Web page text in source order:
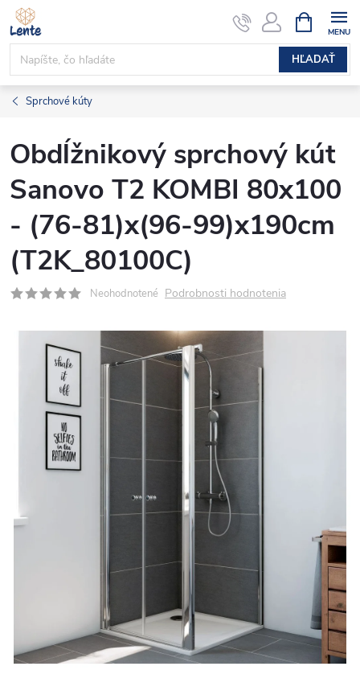
Prejsť
na
obsah
HĽADAŤ
KOŠÍK
Sprchové kúty
Obdĺžnikový sprchový kút
Sanovo T2 KOMBI 80x100
- (76-81)x(96-99)x190cm
(T2K_80100C)
Neohodnotené Podrobnosti hodnotenia